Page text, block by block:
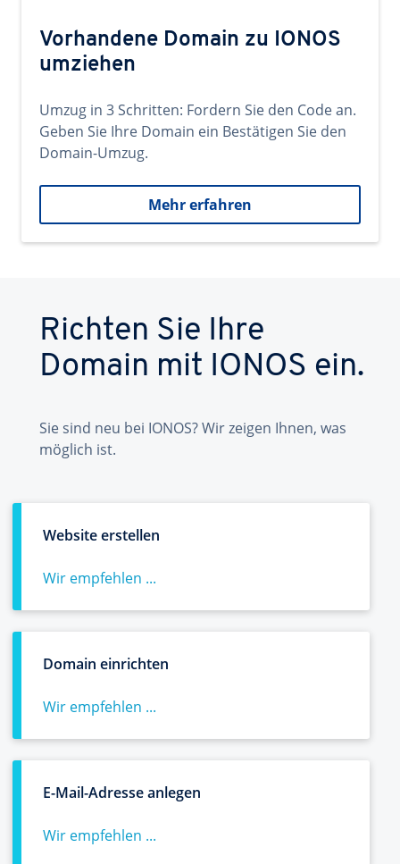
Vorhandene Domain zu IONOS
umziehen
Umzug in 3 Schritten: Fordern Sie den Code an.
Geben Sie Ihre Domain ein Bestätigen Sie den
Domain-Umzug.
Mehr erfahren
Richten Sie Ihre
Domain mit IONOS ein.
Sie sind neu bei IONOS? Wir zeigen Ihnen, was
möglich ist.
Website erstellen
Wir empfehlen ...
Domain einrichten
Wir empfehlen ...
E-Mail-Adresse anlegen
Wir empfehlen ...